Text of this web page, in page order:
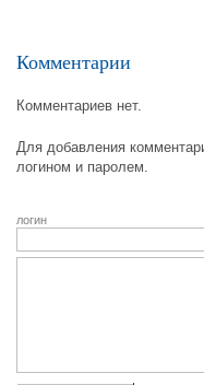
Комментарии
Комментариев нет.
Для добавления
логином и паролем.
логин